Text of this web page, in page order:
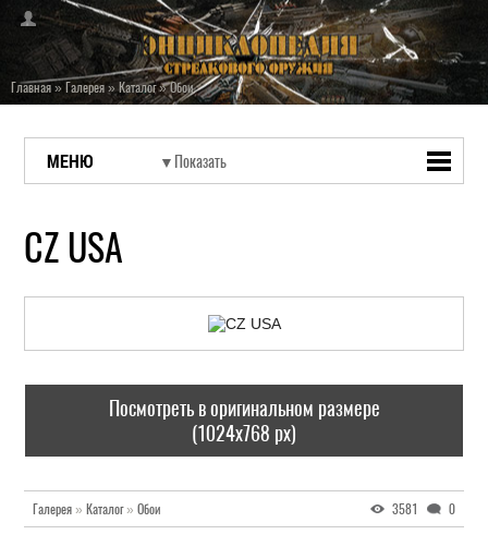
Главная»Галерея»Каталог»Обои
МЕНЮ
CZ USA
Посмотреть в оригинальном размере
(1024x768 px)
Галерея » Каталог» Обои 3581 0